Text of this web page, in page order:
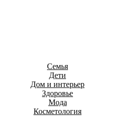
Семья
Дети
Дом и интерьер
Здоровье
Мода
Косметология